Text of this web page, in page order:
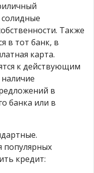
Также
в тот банк, в
карта.
к действующим
в
банка или в
популярных
кредит: